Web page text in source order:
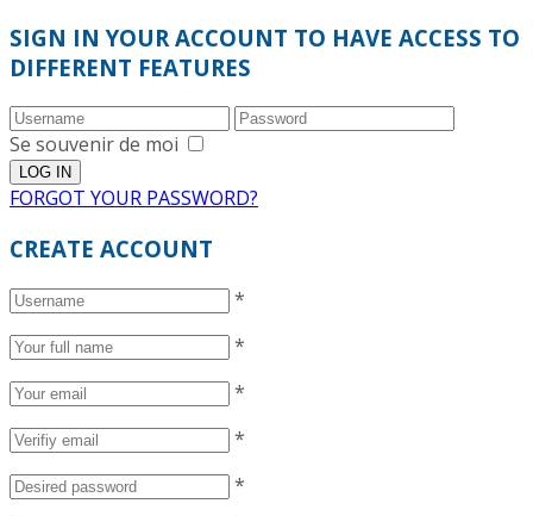
SIGN IN YOUR ACCOUNT TO HAVE ACCESS TO
DIFFERENT FEATURES
Se souvenir de moi
FORGOT YOUR PASSWORD?
CREATE ACCOUNT
*
*
*
*
*